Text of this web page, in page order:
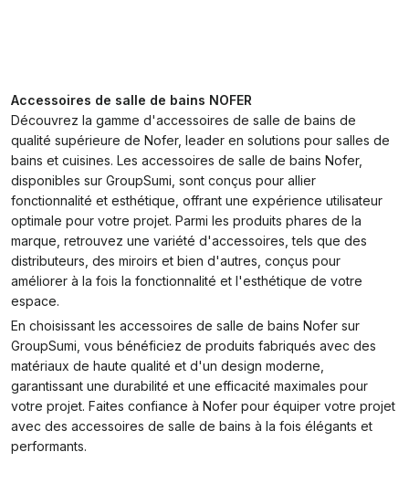
Accessoires de salle de bains NOFER
Découvrez la gamme d'accessoires de salle de bains de
qualité supérieure de Nofer, leader en solutions pour salles de
bains et cuisines. Les accessoires de salle de bains Nofer,
disponibles sur GroupSumi, sont conçus pour allier
fonctionnalité et esthétique, offrant une expérience utilisateur
optimale pour votre projet. Parmi les produits phares de la
marque, retrouvez une variété d'accessoires, tels que des
distributeurs, des miroirs et bien d'autres, conçus pour
améliorer à la fois la fonctionnalité et l'esthétique de votre
espace.
En choisissant les accessoires de salle de bains Nofer sur
GroupSumi, vous bénéficiez de produits fabriqués avec des
matériaux de haute qualité et d'un design moderne,
garantissant une durabilité et une efficacité maximales pour
votre projet. Faites confiance à Nofer pour équiper votre projet
avec des accessoires de salle de bains à la fois élégants et
performants.